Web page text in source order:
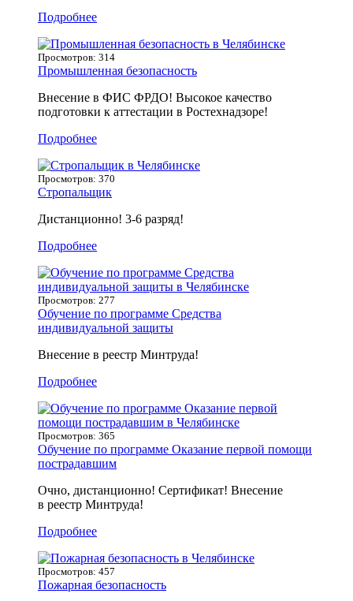
Подробнее
Просмотров: 314
Промышленная безопасность
Внесение в ФИС ФРДО! Высокое качество
подготовки к аттестации в Ростехнадзоре!
Подробнее
Просмотров: 370
Стропальщик
Дистанционно! 3-6 разряд!
Подробнее
Просмотров: 277
Обучение по программе Средства
индивидуальной защиты
Внесение в реестр Минтруда!
Подробнее
Просмотров: 365
Обучение по программе Оказание первой помощи
пострадавшим
Очно, дистанционно! Сертификат! Внесение
в реестр Минтруда!
Подробнее
Просмотров: 457
Пожарная безопасность